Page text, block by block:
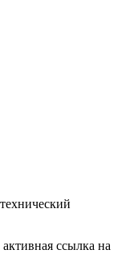
ссылка на